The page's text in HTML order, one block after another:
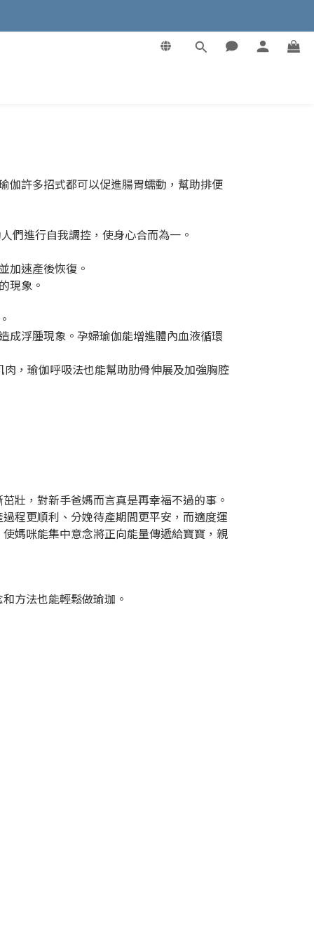
伽許多招式都可以促進腸胃蠕動，幫助排便
們進行自我調控，使身心合而為一。
加速產後恢復。
現象。
成浮腫現象。孕婦瑜伽能增進體內血液循環
，瑜伽呼吸法也能幫助肋骨伸展及加強胸腔
壯，對新手爸媽而言真是再幸福不過的事。
程更順利、分娩待產期間更平安，而適度運
媽咪能集中意念將正向能量傳遞給寶寶，親
方法也能輕鬆做瑜珈。